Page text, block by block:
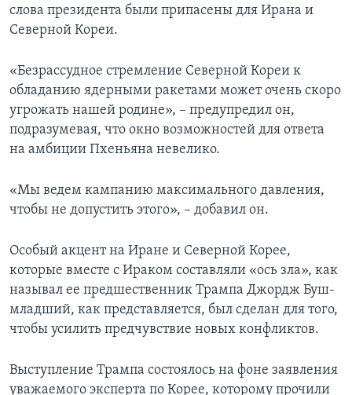
слова президента были припасены для Ирана и
Северной Кореи.
«Безрассудное стремление Северной Кореи к
обладанию ядерными ракетами может очень скоро
угрожать нашей родине», – предупредил он,
подразумевая, что окно возможностей для ответа
на амбиции Пхеньяна невелико.
«Мы ведем кампанию максимального давления,
чтобы не допустить этого», – добавил он.
Особый акцент на Иране и Северной Корее,
которые вместе с Ираком составляли «ось зла», как
называл ее предшественник Трампа Джордж Буш-
младший, как представляется, был сделан для того,
чтобы усилить предчувствие новых конфликтов.
Выступление Трампа состоялось на фоне заявления
уважаемого эксперта по Корее, которому прочили